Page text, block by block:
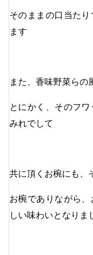
そのままの口当た
ます
また、香味野菜らの
とにかく、そのフ
みれでして
共に頂くお椀にも、
お椀でありながら
しい味わいとなりま